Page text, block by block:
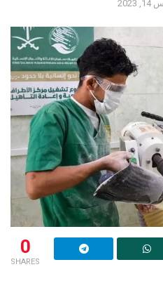
2023
0
SHARES